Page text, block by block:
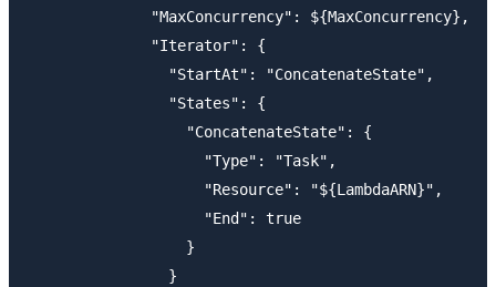
              "MaxConcurrency": ${MaxConcurrency},
              "Iterator": {
                "StartAt": "ConcatenateState",
                "States": {
                  "ConcatenateState": {
                    "Type": "Task",
                    "Resource": "${LambdaARN}",
                    "End": true
                  }
                }